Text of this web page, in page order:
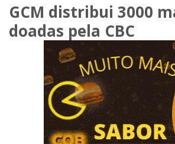
GCM distribui 3000
doadas pela CBC